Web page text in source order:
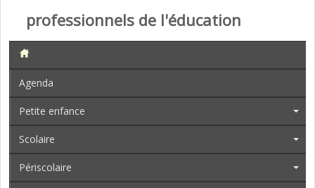
professionnels de l'éducation
Agenda
Petite enfance
Scolaire
Périscolaire